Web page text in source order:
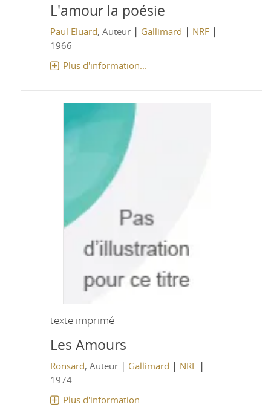
L'amour la poésie
Paul Eluard, Auteur | Gallimard | NRF|
1966
Plus d'information...
texte imprimé
Les Amours
Ronsard, Auteur | Gallimard | NRF|
1974
Plus d'information...